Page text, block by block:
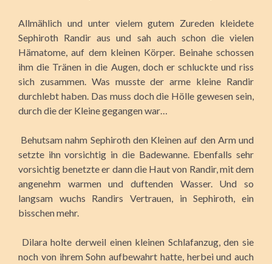
Allmählich und unter vielem gutem Zureden kleidete
Sephiroth Randir aus und sah auch schon die vielen
Hämatome, auf dem kleinen Körper. Beinahe schossen
ihm die Tränen in die Augen, doch er schluckte und riss
sich zusammen. Was musste der arme kleine Randir
durchlebt haben. Das muss doch die Hölle gewesen sein,
durch die der Kleine gegangen war…
Behutsam nahm Sephiroth den Kleinen auf den Arm und
setzte ihn vorsichtig in die Badewanne. Ebenfalls sehr
vorsichtig benetzte er dann die Haut von Randir, mit dem
angenehm warmen und duftenden Wasser. Und so
langsam wuchs Randirs Vertrauen, in Sephiroth, ein
bisschen mehr.
Dilara holte derweil einen kleinen Schlafanzug, den sie
noch von ihrem Sohn aufbewahrt hatte, herbei und auch